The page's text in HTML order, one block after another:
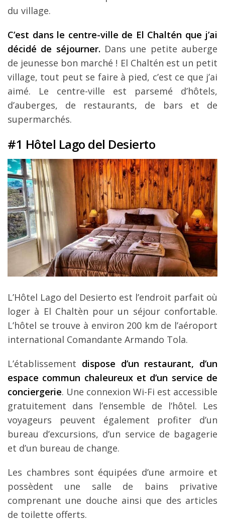
du village.
C’est dans le centre-ville de El Chaltén que j’ai
décidé de séjourner. Dans une petite auberge
de jeunesse bon marché ! El Chaltén est un petit
village, tout peut se faire à pied, c’est ce que j’ai
aimé. Le centre-ville est parsemé d’hôtels,
d’auberges, de restaurants, de bars et de
supermarchés.
#1 Hôtel Lago del Desierto
L’Hôtel Lago del Desierto est l’endroit parfait où
loger à El Chaltèn pour un séjour confortable.
L’hôtel se trouve à environ 200 km de l’aéroport
international Comandante Armando Tola.
L’établissement dispose d’un restaurant, d’un
espace commun chaleureux et d’un service de
conciergerie. Une connexion Wi-Fi est accessible
gratuitement dans l’ensemble de l’hôtel. Les
voyageurs peuvent également profiter d’un
bureau d’excursions, d’un service de bagagerie
et d’un bureau de change.
Les chambres sont équipées d’une armoire et
possèdent une salle de bains privative
comprenant une douche ainsi que des articles
de toilette offerts.